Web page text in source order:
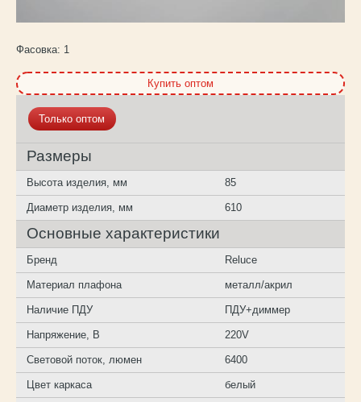
Фасовка: 1
Купить оптом
Только оптом
Размеры
Высота изделия, мм 85
Диаметр изделия, мм 610
Основные характеристики
Бренд Reluce
Материал плафона металл/акрил
Наличие ПДУ ПДУ+диммер
Напряжение, В 220V
Световой поток, люмен 6400
Цвет каркаса белый